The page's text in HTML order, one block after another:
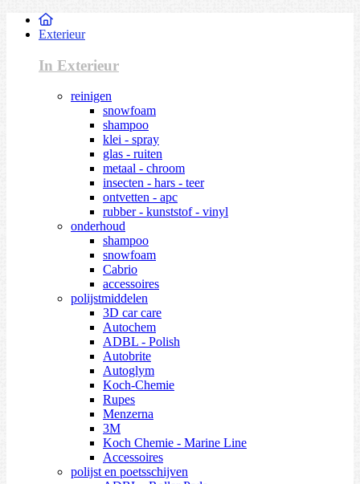
Exterieur
In Exterieur
reinigen
snowfoam
shampoo
klei - spray
glas - ruiten
metaal - chroom
insecten - hars - teer
ontvetten - apc
rubber - kunststof - vinyl
onderhoud
shampoo
snowfoam
Cabrio
accessoires
polijstmiddelen
3D car care
Autochem
ADBL - Polish
Autobrite
Autoglym
Koch-Chemie
Rupes
Menzerna
3M
Koch Chemie - Marine Line
Accessoires
polijst en poetsschijven